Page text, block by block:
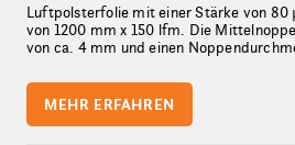
Luftpolsterfolie mit einer Stärke von 80
von 1200 mm x 150 lfm. Die
von ca. 4 mm und einen
MEHR ERFAHREN